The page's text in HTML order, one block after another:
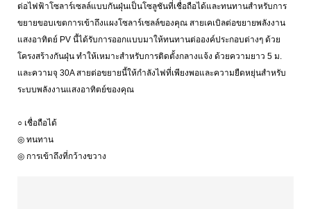
ต่อไฟฟ้าโซลาร์เซลล์แบบกันฝุ่นเป็นโซลูชันที่เชื่อถือได้และทนทานสำหรับการ
ขยายขอบเขตการเข้าถึงแผงโซลาร์เซลล์ของคุณ สายเคเบิลต่อขยายพลังงาน
แสงอาทิตย์ PV นี้ได้รับการออกแบบมาให้ทนทานต่อองค์ประกอบต่างๆ ด้วย
โครงสร้างกันฝุ่น ทำให้เหมาะสำหรับการติดตั้งกลางแจ้ง ด้วยความยาว 5 ม.
และความจุ 30A สายต่อขยายนี้ให้กำลังไฟที่เพียงพอและความยืดหยุ่นสำหรับ
ระบบพลังงานแสงอาทิตย์ของคุณ
○ เชื่อถือได้
◎ ทนทาน
◎ การเข้าถึงที่กว้างขวาง